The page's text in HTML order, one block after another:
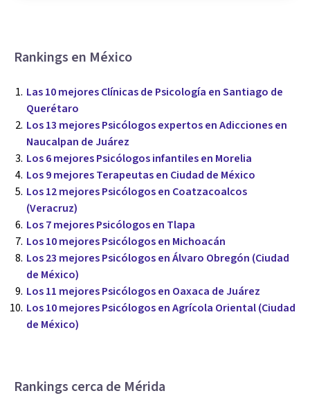
Rankings en México
Las 10 mejores Clínicas de Psicología en Santiago de
Querétaro
Los 13 mejores Psicólogos expertos en Adicciones en
Naucalpan de Juárez
Los 6 mejores Psicólogos infantiles en Morelia
Los 9 mejores Terapeutas en Ciudad de México
Los 12 mejores Psicólogos en Coatzacoalcos
(Veracruz)
Los 7 mejores Psicólogos en Tlapa
Los 10 mejores Psicólogos en Michoacán
Los 23 mejores Psicólogos en Álvaro Obregón (Ciudad
de México)
Los 11 mejores Psicólogos en Oaxaca de Juárez
Los 10 mejores Psicólogos en Agrícola Oriental (Ciudad
de México)
Rankings cerca de Mérida